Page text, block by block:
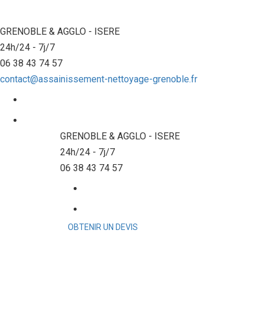
GRENOBLE & AGGLO - ISERE
24h/24 - 7j/7
06 38 43 74 57
contact@assainissement-nettoyage-grenoble.fr
GRENOBLE & AGGLO - ISERE
24h/24 - 7j/7
06 38 43 74 57
OBTENIR UN DEVIS